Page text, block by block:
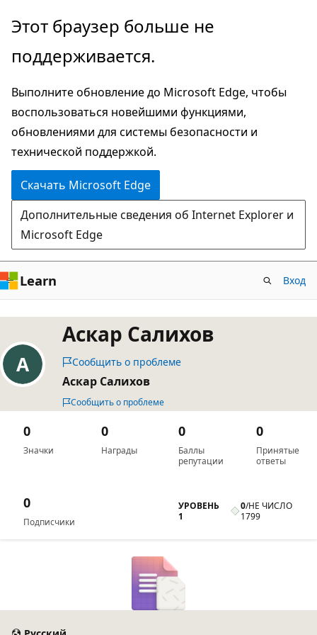
Пропустить
перейти
основному
содержимому
Этот браузер больше не
поддерживается.
Выполните обновление до Microsoft Edge, чтобы
воспользоваться новейшими функциями,
обновлениями для системы безопасности и
технической поддержкой.
Скачать Microsoft Edge
Дополнительные сведения об Internet Explorer и
Microsoft Edge
Learn Вход
Аскар Салихов
Сообщить о проблеме
Аскар Салихов
Сообщить о проблеме
Значки
0
Награды
0
Баллы
репутации
0
Принятые
ответы
0
Подписчики
0
УРОВЕНЬ
1
0/НЕ ЧИСЛО
1799